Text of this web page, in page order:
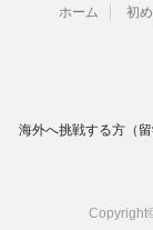
ホーム 初
海外へ挑戦する方（